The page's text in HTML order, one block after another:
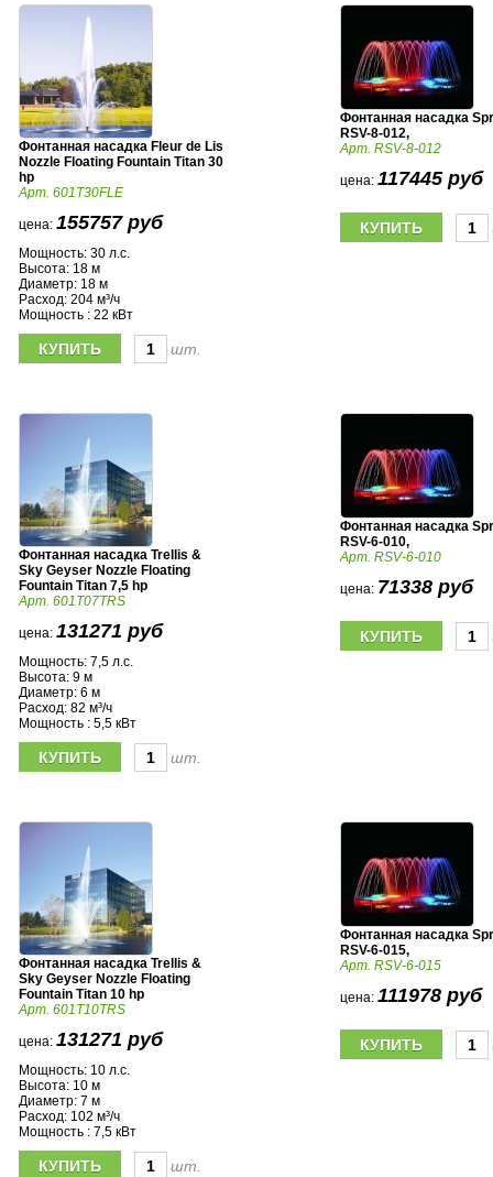
Фонтанная насадка Fleur de Lis
Nozzle Floating Fountain Titan 30
hp
Арт. 601T30FLE
цена: 155757 руб
Мощность: 30 л.с.
Высота: 18 м
Диаметр: 18 м
Расход: 204 м³/ч
Мощность : 22 кВт
шт.
Фонтанная насадка
RSV-8-012,
Арт. RSV-8-012
цена: 117445 руб
Фонтанная насадка Trellis &
Sky Geyser Nozzle Floating
Fountain Titan 7,5 hp
Арт. 601T07TRS
цена: 131271 руб
Мощность: 7,5 л.с.
Высота: 9 м
Диаметр: 6 м
Расход: 82 м³/ч
Мощность : 5,5 кВт
шт.
Фонтанная насадка
RSV-6-010,
Арт. RSV-6-010
цена: 71338 руб
Фонтанная насадка Trellis &
Sky Geyser Nozzle Floating
Fountain Titan 10 hp
Арт. 601T10TRS
цена: 131271 руб
Мощность: 10 л.с.
Высота: 10 м
Диаметр: 7 м
Расход: 102 м³/ч
Мощность : 7,5 кВт
шт.
Фонтанная насадка
RSV-6-015,
Арт. RSV-6-015
цена: 111978 руб